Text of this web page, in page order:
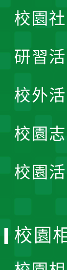
校園
研習
校外
校園
校園
校園